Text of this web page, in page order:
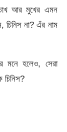
আর মুখের এমন
চিনিস না? এঁর নাম
মনে হলেও, সেরা